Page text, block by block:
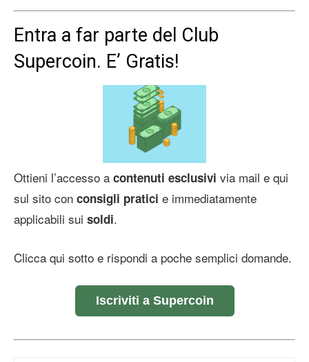
Entra a far parte del Club
Supercoin. E’ Gratis!
Ottieni l’accesso a contenuti esclusivi via mail e qui
sul sito con consigli pratici e immediatamente
applicabili sui soldi.
Clicca qui sotto e rispondi a poche semplici domande.
Iscriviti a Supercoin